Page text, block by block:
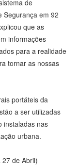
de
Segurança em 92
que as
informações
para a realidade
tornar as nossas
portáteis da
a ser utilizadas
instaladas nas
urbana.
de Abril)